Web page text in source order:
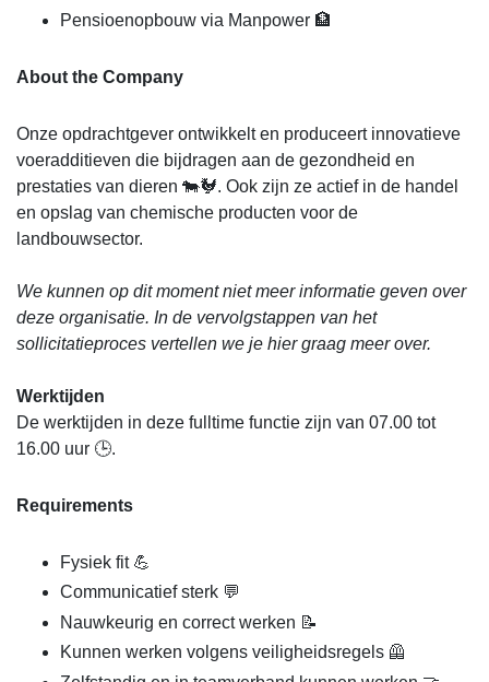
Pensioenopbouw via Manpower 🏦
About the Company
Onze opdrachtgever ontwikkelt en produceert innovatieve
voeradditieven die bijdragen aan de gezondheid en
prestaties van dieren 🐄🐓. Ook zijn ze actief in de handel
en opslag van chemische producten voor de
landbouwsector.
We kunnen op dit moment niet meer informatie geven over
deze organisatie. In de vervolgstappen van het
sollicitatieproces vertellen we je hier graag meer over.
Werktijden
De werktijden in deze fulltime functie zijn van 07.00 tot
16.00 uur 🕒.
Requirements
Fysiek fit 💪
Communicatief sterk 💬
Nauwkeurig en correct werken 📝
Kunnen werken volgens veiligheidsregels 🦺